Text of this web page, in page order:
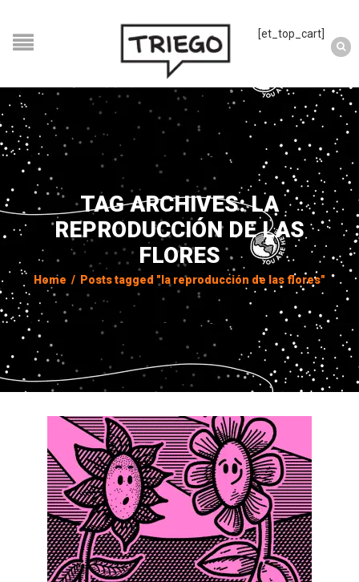
[et_top_cart]
TAG ARCHIVES: LA
REPRODUCCIÓN DE LAS
FLORES
Home / Posts tagged "la reproducción de las flores"